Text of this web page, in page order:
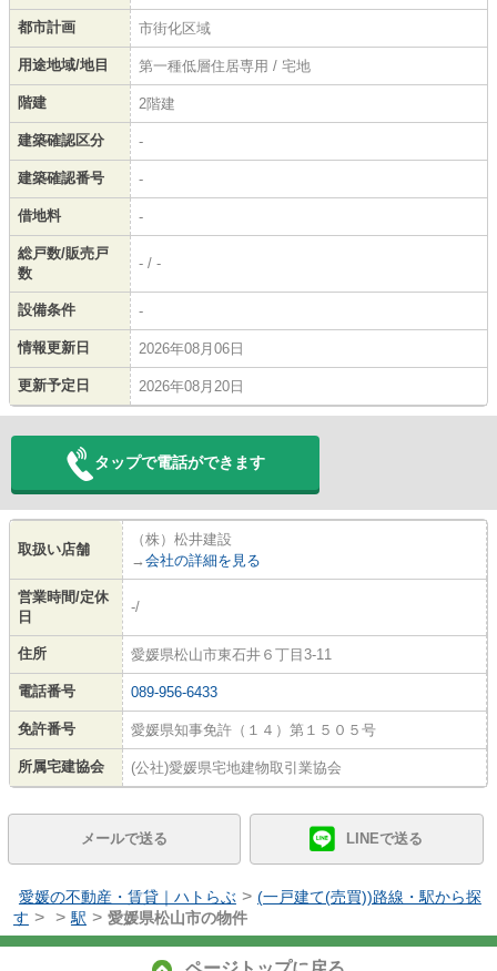
都市計画 市街化区域
用途地域/地目 第一種低層住居専用 / 宅地
階建 2階建
建築確認区分 -
建築確認番号 -
借地料 -
総戸数/販売戸
数
- / -
設備条件 -
情報更新日 2026年08月06日
更新予定日 2026年08月20日
タップで電話ができます
取扱い店舗
（株）松井建設
→ 会社の詳細を見る
営業時間/定休
日
-/
住所 愛媛県松山市東石井６丁目3-11
電話番号 089-956-6433
免許番号 愛媛県知事免許（１４）第１５０５号
所属宅建協会 (公社)愛媛県宅地建物取引業協会
メールで送る LINEで送る
愛媛の不動産・賃貸｜ハトらぶ > (一戸建て(売買))路線・駅から探
す > > 駅 > 愛媛県松山市の物件